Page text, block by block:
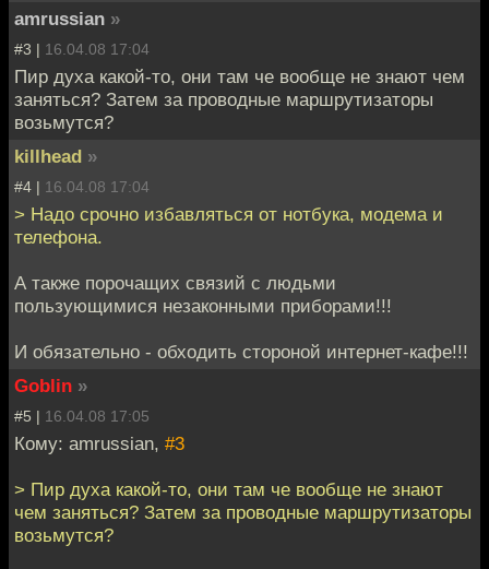
amrussian »
#3 | 16.04.08 17:04
Пир духа какой-то, они там че вообще не знают чем
заняться? Затем за проводные маршрутизаторы
возьмутся?
killhead »
#4 | 16.04.08 17:04
> Надо срочно избавляться от нотбука, модема и
телефона.
А также порочащих связий с людьми
пользующимися незаконными приборами!!!
И обязательно - обходить стороной интернет-кафе!!!
Goblin »
#5 | 16.04.08 17:05
Кому: amrussian, #3
> Пир духа какой-то, они там че вообще не знают
чем заняться? Затем за проводные маршрутизаторы
возьмутся?